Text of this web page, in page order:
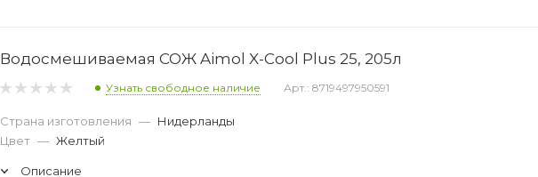
Водосмешиваемая СОЖ Aimol X-Cool Plus 25, 205л
Узнать свободное наличие Арт.: 8719497950591
Страна изготовления — Нидерланды
Цвет — Желтый
Описание